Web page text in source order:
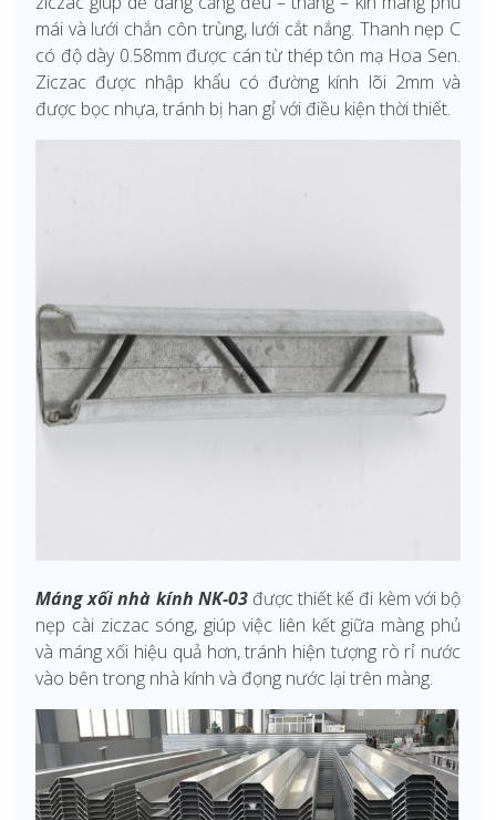
mái và lưới chắn côn trùng, lưới cắt nắng. Thanh nẹp C
có độ dày 0.58mm được cán từ thép tôn mạ Hoa Sen.
Ziczac được nhập khẩu có đường kính lõi 2mm và
được bọc nhựa, tránh bị han gỉ với điều kiện thời thiết.
Máng xối nhà kính NK-03 được thiết kế đi kèm với bộ
nẹp cài ziczac sóng, giúp việc liên kết giữa màng phủ
và máng xối hiệu quả hơn, tránh hiện tượng rò rỉ nước
vào bên trong nhà kính và đọng nước lại trên màng.